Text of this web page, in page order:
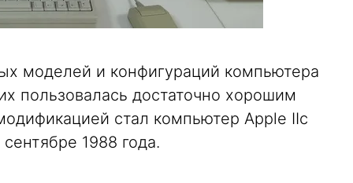
моделей и конфигураций компьютера
пользовалась достаточно хорошим
стал компьютер Apple IIc
1988 года.